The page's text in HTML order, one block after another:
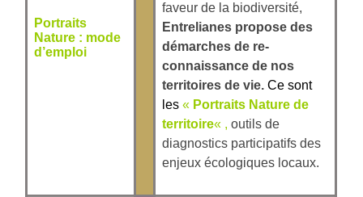
Portraits
Nature : mode
d’emploi
faveur de la biodiversité,
Entrelianes propose des
démarches de re-
connaissance de nos
territoires de vie. Ce sont
les « Portraits Nature de
territoire« , outils de
diagnostics participatifs des
enjeux écologiques locaux.